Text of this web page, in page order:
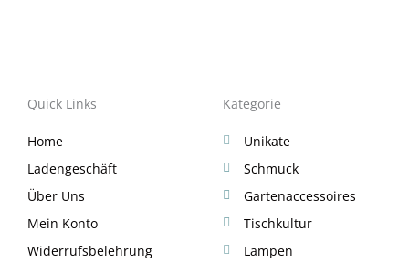
Quick Links
Home
Ladengeschäft
Über Uns
Mein Konto
Widerrufsbelehrung
Kategorie
Unikate
Schmuck
Gartenaccessoires
Tischkultur
Lampen